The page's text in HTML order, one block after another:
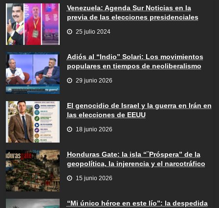
Venezuela: Agenda Sur Noticias en la
previa de las elecciones presidenciales
25 julio 2024
Adiós al “Indio” Solari: Los movimientos
populares en tiempos de neoliberalismo
29 junio 2026
El genocidio de Israel y la guerra en Irán en
las elecciones de EEUU
18 junio 2026
Honduras Gate: la isla “¨Próspera” de la
geopolítica, la injerencia y el narcotráfico
15 junio 2026
“Mi único héroe en este lío”: la despedida